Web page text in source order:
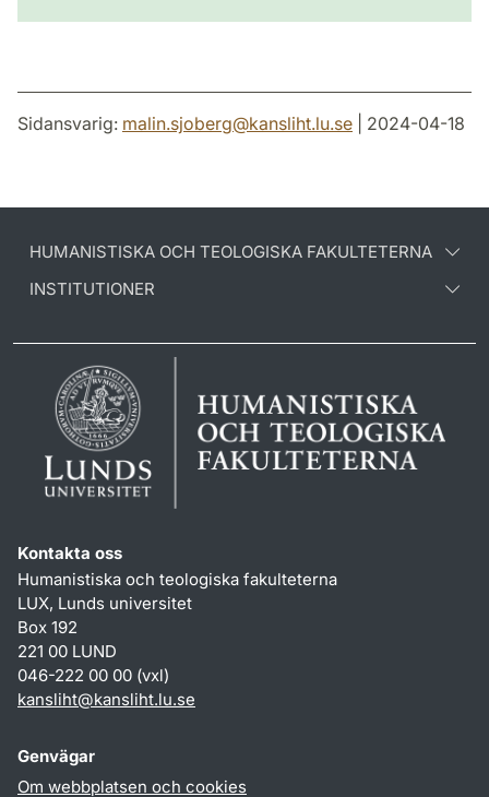
Sidansvarig: malin.sjoberg@kansliht.lu.se | 2024-04-18
HUMANISTISKA OCH TEOLOGISKA FAKULTETERNA
INSTITUTIONER
Kontakta oss
Humanistiska och teologiska fakulteterna
LUX, Lunds universitet
Box 192
221 00 LUND
046-222 00 00 (vxl)
kansliht@kansliht.lu.se
Genvägar
Om webbplatsen och cookies